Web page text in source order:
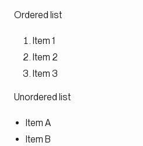
Ordered list
Item 1
Item 2
Item 3
Unordered list
Item A
Item B